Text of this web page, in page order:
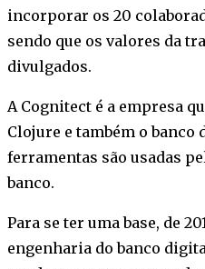
incorporar os 20
sendo que os valores da
divulgados.
A Cognitect é a empresa
Clojure e também o banco
ferramentas são usadas
banco.
Para se ter uma base, de
engenharia do banco